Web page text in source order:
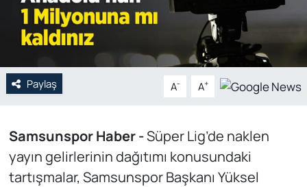
Paylaş A- A+
Samsunspor Haber -Süper Lig’de naklen
yayın gelirlerinin dağıtımı konusundaki
tartışmalar, Samsunspor Başkanı Yüksel
Siyaset
Spor
Web Tv